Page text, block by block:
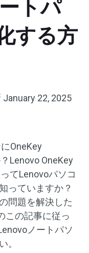
トパ
する方
January 22, 2025
OneKey
Lenovo OneKey
てLenovoパソコ
っていますか？
問題を解決した
この記事に従っ
ノートパソ
。